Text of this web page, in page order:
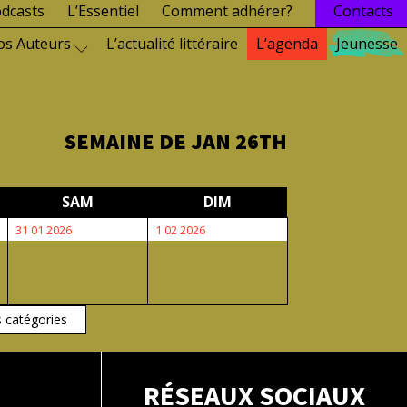
L’Essentiel Comment adhérer?
Contacts
Auteurs
L’actualité littéraire L’agenda Jeunesse
SEMAINE DE JAN 26TH
SAMSAMEDI DIMDIMANCHE
31 01 202631
1 02 20261
catégories
RÉSEAUX SOCIAUX